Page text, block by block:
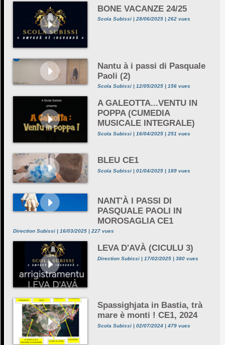
BONE VACANZE 24/25
Scola Subissi | 28/06/2025 | 262 vues
Nantu à i passi di Pasquale
Paoli (2)
Scola Subissi | 12/05/2025 | 156 vues
A GALEOTTA...VENTU IN
POPPA (CUMEDIA
MUSICALE INTEGRALE)
Scola Subissi | 16/04/2025 | 251 vues
BLEU CE1
Scola Subissi | 01/04/2025 | 189 vues
NANT'À I PASSI DI
PASQUALE PAOLI IN
MOROSAGLIA CE1
Direction Subissi | 16/03/2025 | 227 vues
LEVA D'AVÀ (CICULU 3)
Direction Subissi | 17/02/2025 | 380 vues
Spassighjata in Bastia, trà
mare è monti ! CE1, 2024
Scola Subissi | 02/07/2024 | 479 vues